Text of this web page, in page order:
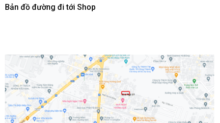
Bản đồ đường đi tới Shop